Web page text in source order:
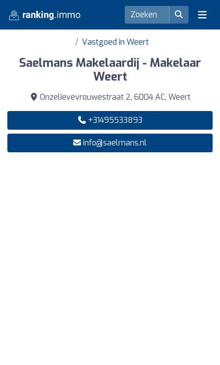
Vastgoed in Weert
Saelmans Makelaardij - Makelaar
Weert
Onzelievevrouwestraat 2, 6004 AC, Weert
+31495533893
info@saelmans.nl